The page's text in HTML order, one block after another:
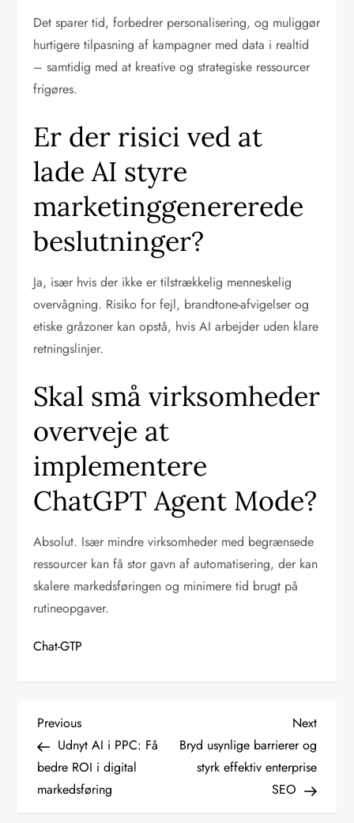
Det sparer tid, forbedrer personalisering, og muliggør
hurtigere tilpasning af kampagner med data i realtid
– samtidig med at kreative og strategiske ressourcer
frigøres.
Er der risici ved at
lade AI styre
marketinggenererede
beslutninger?
Ja, især hvis der ikke er tilstrækkelig menneskelig
overvågning. Risiko for fejl, brandtone-afvigelser og
etiske gråzoner kan opstå, hvis AI arbejder uden klare
retningslinjer.
Skal små virksomheder
overveje at
implementere
ChatGPT Agent Mode?
Absolut. Især mindre virksomheder med begrænsede
ressourcer kan få stor gavn af automatisering, der kan
skalere markedsføringen og minimere tid brugt på
rutineopgaver.
Chat-GTP
I
n
d
Previous
Post
Previous
Udnyt AI i PPC: Få
bedre ROI i digital
markedsføring
Next
Post
Next
Bryd usynlige barrierer og
styrk effektiv enterprise
SEO